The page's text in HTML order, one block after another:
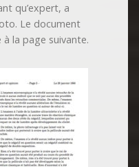
qu’expert, a
Le document
la page suivante.